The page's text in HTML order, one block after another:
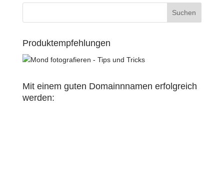
Produktempfehlungen
Mit einem guten Domainnnamen erfolgreich
werden: